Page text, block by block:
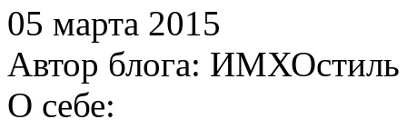
05 марта 2015
Автор блога: ИМХОстиль
О себе: